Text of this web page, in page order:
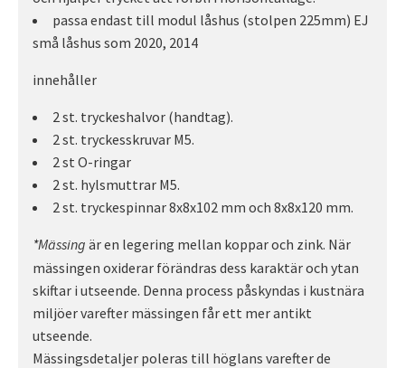
passa endast till modul låshus (stolpen 225mm) EJ
små låshus som 2020, 2014
innehåller
2 st. tryckeshalvor (handtag).
2 st. tryckesskruvar M5.
2 st O-ringar
2 st. hylsmuttrar M5.
2 st. tryckespinnar 8x8x102 mm och 8x8x120 mm.
*Mässing är en legering mellan koppar och zink. När
mässingen oxiderar förändras dess karaktär och ytan
skiftar i utseende. Denna process påskyndas i kustnära
miljöer varefter mässingen får ett mer antikt
utseende.
Mässingsdetaljer poleras till höglans varefter de